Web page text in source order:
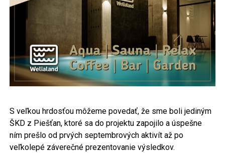
S veľkou hrdosťou môžeme povedať, že sme boli jediným
ŠKD z Piešťan, ktoré sa do projektu zapojilo a úspešne
ním prešlo od prvých septembrových aktivít až po
veľkolepé záverečné prezentovanie výsledkov.